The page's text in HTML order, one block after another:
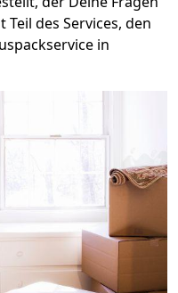
des Services, den
in